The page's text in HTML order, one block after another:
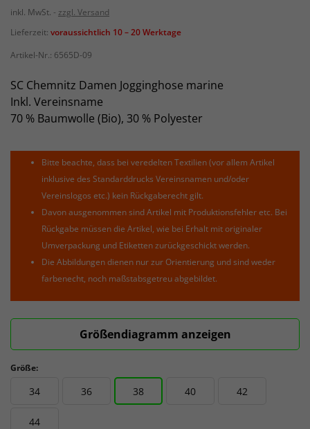
inkl. MwSt.
zzgl. Versand
Lieferzeit: voraussichtlich 10 – 20 Werktage
Artikel-Nr.: 6565D-09
SC Chemnitz Damen Jogginghose marine
Inkl. Vereinsname
70 % Baumwolle (Bio), 30 % Polyester
Bitte beachte, dass bei veredelten Textilien (vor allem Artikel
inklusive des Standarddrucks Vereinsnamen und/oder
Vereinslogos etc.) kein Rückgaberecht gilt.
Davon ausgenommen sind Artikel mit Produktionsfehler etc. Bei
Rückgabe müssen die Artikel, wie bei Erhalt mit originaler
Umverpackung und Etiketten zurückgeschickt werden.
Die Abbildungen dienen nur zur Orientierung und sind weder
farbenecht, noch maßstabsgetreu abgebildet.
Größendiagramm anzeigen
Größe:
34 36 38 40 42
44